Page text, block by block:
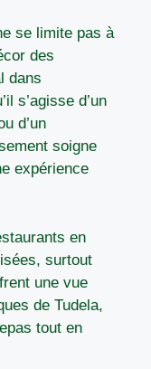
se limite pas à
des
dans
s’agisse d’un
d’un
soigne
expérience
en
surtout
une vue
de Tudela,
tout en